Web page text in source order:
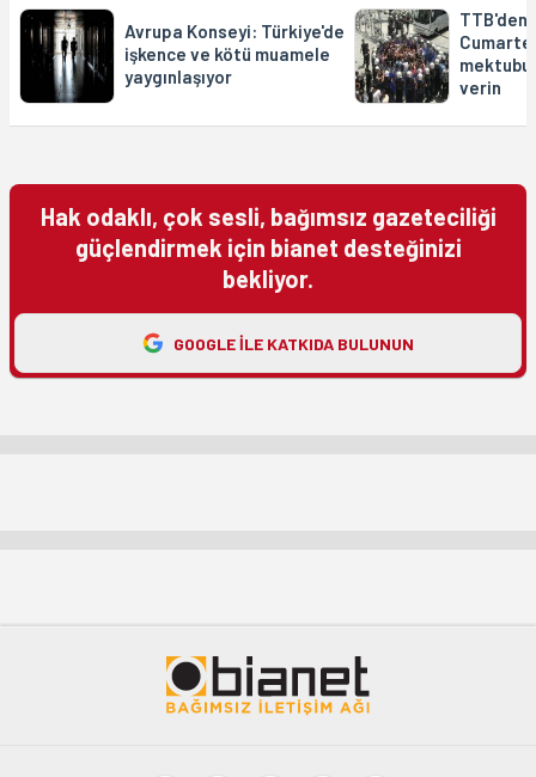
Avrupa Konseyi: Türkiye'de
işkence ve kötü muamele
yaygınlaşıyor
TTB'den
mektubu
verin
Hak odaklı, çok sesli, bağımsız gazeteciliği
güçlendirmek için bianet desteğinizi
bekliyor.
GOOGLE ILE KATKIDA BULUNUN